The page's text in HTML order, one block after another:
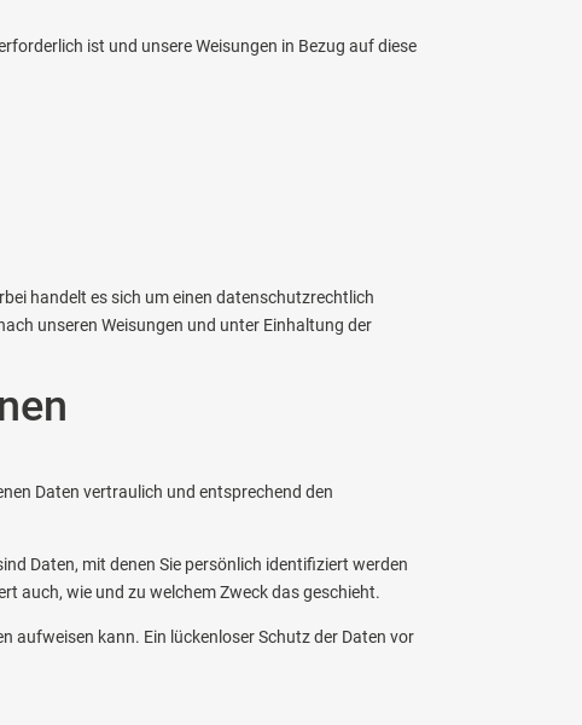
ist und unsere Weisungen in Bezug auf diese
handelt es sich um einen datenschutzrechtlich
unseren Weisungen und unter Einhaltung der
Daten vertraulich und entsprechend den
Daten, mit denen Sie persönlich identifiziert werden
auch, wie und zu welchem Zweck das geschieht.
aufweisen kann. Ein lückenloser Schutz der Daten vor